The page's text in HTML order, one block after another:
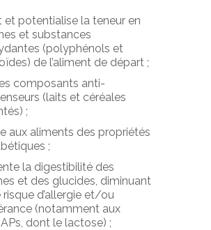
et potentialise la teneur en
et substances
(polyphénols et
de l’aliment de départ ;
composants anti-
(laits et céréales
;
aux aliments des propriétés
;
la digestibilité des
et des glucides, diminuant
risque d’allergie et/ou
(notamment aux
dont le lactose) ;